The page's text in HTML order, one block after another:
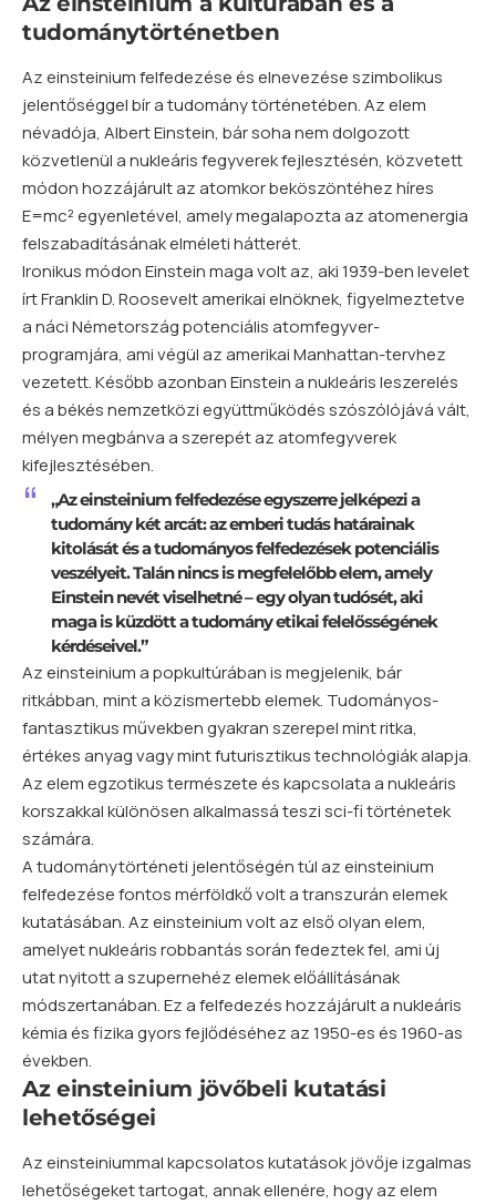
tudománytörténetben
Az einsteinium felfedezése és elnevezése szimbolikus
jelentőséggel bír a tudomány történetében. Az elem
névadója, Albert Einstein, bár soha nem dolgozott
közvetlenül a nukleáris fegyverek fejlesztésén, közvetett
módon hozzájárult az atomkor beköszöntéhez híres
E=mc² egyenletével, amely megalapozta az atomenergia
felszabadításának elméleti hátterét.
Ironikus módon Einstein maga volt az, aki 1939-ben levelet
írt Franklin D. Roosevelt amerikai elnöknek, figyelmeztetve
a náci Németország potenciális atomfegyver-
programjára, ami végül az amerikai Manhattan-tervhez
vezetett. Később azonban Einstein a nukleáris leszerelés
és a békés nemzetközi együttműködés szószólójává vált,
mélyen megbánva a szerepét az atomfegyverek
kifejlesztésében.
„Az einsteinium felfedezése egyszerre jelképezi a
tudomány két arcát: az emberi tudás határainak
kitolását és a tudományos felfedezések potenciális
veszélyeit. Talán nincs is megfelelőbb elem, amely
Einstein nevét viselhetné – egy olyan tudósét, aki
maga is küzdött a tudomány etikai felelősségének
kérdéseivel.”
Az einsteinium a popkultúrában is megjelenik, bár
ritkábban, mint a közismertebb elemek. Tudományos-
fantasztikus művekben gyakran szerepel mint ritka,
értékes anyag vagy mint futurisztikus technológiák alapja.
Az elem egzotikus természete és kapcsolata a nukleáris
korszakkal különösen alkalmassá teszi sci-fi történetek
számára.
A tudománytörténeti jelentőségén túl az einsteinium
felfedezése fontos mérföldkő volt a transzurán elemek
kutatásában. Az einsteinium volt az első olyan elem,
amelyet nukleáris robbantás során fedeztek fel, ami új
utat nyitott a szupernehéz elemek előállításának
módszertanában. Ez a felfedezés hozzájárult a nukleáris
kémia és fizika gyors fejlődéséhez az 1950-es és 1960-as
években.
Az einsteinium jövőbeli kutatási
lehetőségei
Az einsteiniummal kapcsolatos kutatások jövője izgalmas
lehetőségeket tartogat, annak ellenére, hogy az elem